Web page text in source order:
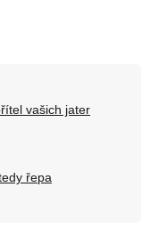
vašich jater
řepa